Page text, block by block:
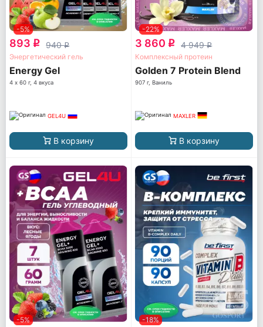
-5%
893 q 940q
Энергетический гель
Energy Gel
4 х 60 г, 4 вкуса
GEL4U
В корзину
-22%
3 860 q 4 949q
Комплексный протеин
Golden 7 Protein Blend
907 г, Ваниль
MAXLER
В корзину
-5% -18%